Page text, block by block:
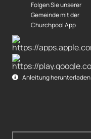
Folgen Sie unserer
Gemeinde mit der
Churchpool App
Anleitung herunterladen